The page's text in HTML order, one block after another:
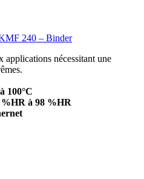
240 – Binder
applications nécessitant une
100°C
%HR à 98 %HR